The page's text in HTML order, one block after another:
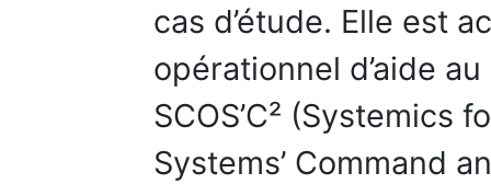
cas d’étude. Elle est
opérationnel d’aide
SCOS’C² (Systemics
Systems’ Command